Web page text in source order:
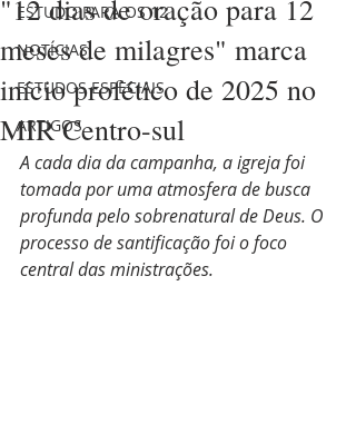
ESTUDO PARA OS 12
NOTÍCIAS
ESTUDOS ESPECIAIS
ARTIGOS
"12 dias de oração para 12
meses de milagres" marca
início profético de 2025 no
MIR Centro-sul
A cada dia da campanha, a igreja foi
tomada por uma atmosfera de busca
profunda pelo sobrenatural de Deus. O
processo de santificação foi o foco
central das ministrações.